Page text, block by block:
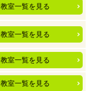
教室一覧を見る
教室一覧を見る
教室一覧を見る
教室一覧を見る